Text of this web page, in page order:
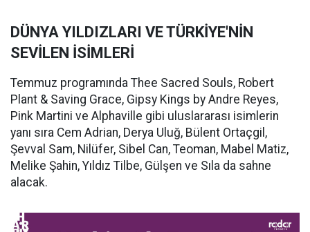
DÜNYA YILDIZLARI VE TÜRKİYE'NİN
SEVİLEN İSİMLERİ
Temmuz programında Thee Sacred Souls, Robert
Plant & Saving Grace, Gipsy Kings by Andre Reyes,
Pink Martini ve Alphaville gibi uluslararası isimlerin
yanı sıra Cem Adrian, Derya Uluğ, Bülent Ortaçgil,
Şevval Sam, Nilüfer, Sibel Can, Teoman, Mabel Matiz,
Melike Şahin, Yıldız Tilbe, Gülşen ve Sıla da sahne
alacak.